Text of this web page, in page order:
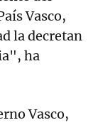
Vasco,
la decretan
ha
Vasco,